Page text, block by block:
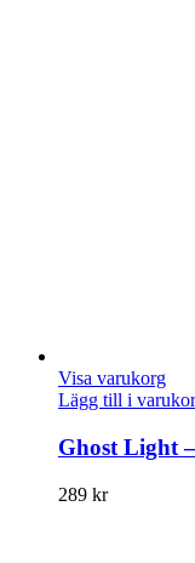
Visa varukorg
Lägg till i
Ghost Light
289 kr